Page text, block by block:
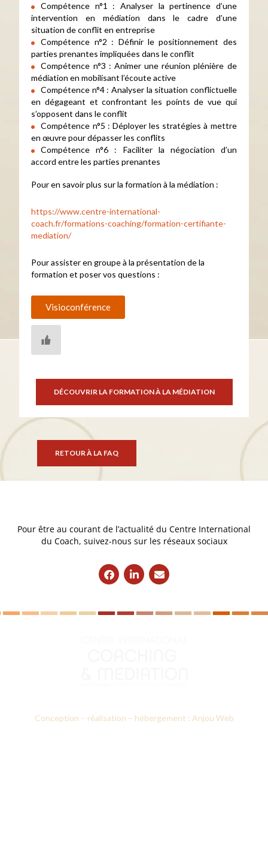
Compétence n°1 : Analyser la pertinence d’une
intervention en médiation dans le cadre d’une
situation de conflit en entreprise
Compétence n°2 : Définir le positionnement des
parties prenantes impliquées dans le conflit
Compétence n°3 : Animer une réunion plénière de
médiation en mobilisant l’écoute active
Compétence n°4 : Analyser la situation conflictuelle
en dégageant et confrontant les points de vue qui
s’opposent dans le conflit
Compétence n°5 : Déployer les stratégies à mettre
en œuvre pour dépasser les conflits
Compétence n°6 : Faciliter la négociation d’un
accord entre les parties prenantes
Pour en savoir plus sur la formation à la médiation :
https://www.centre-international-
coach.fr/formations-coaching/formation-certifiante-
mediation/
Pour assister en groupe à la présentation de la
formation et poser vos questions :
Visioconférence
DÉCOUVRIR LA FORMATION À LA MÉDIATION
RETOUR À LA FAQ
Pour être au courant de l’actualité du Centre International
du Coach, suivez-nous sur les réseaux sociaux
Conception – réalisation – hébergement : Anjou Web